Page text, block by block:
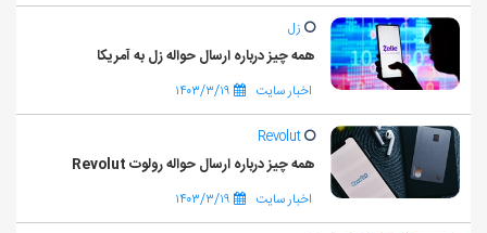
زل
همه چیز درباره ارسال حواله زل به آمریکا
اخبار سایت ۱۴۰۳/۳/۱۹
Revolut
همه چیز درباره ارسال حواله رولوت Revolut
اخبار سایت ۱۴۰۳/۳/۱۹